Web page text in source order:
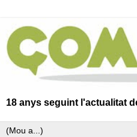
18 anys seguint l'actualitat